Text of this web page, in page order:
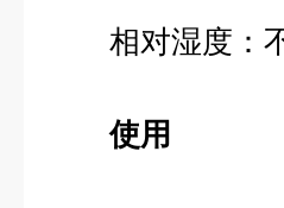
相对湿度：不
使用